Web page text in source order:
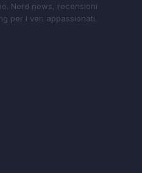
Nerd news, recensioni
per i veri appassionati.